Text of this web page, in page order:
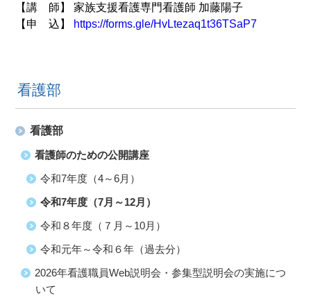
【講 師】 家族支援看護専門看護師 加藤陽子
【申 込】 https://forms.gle/HvLtezaq1t36TSaP7
看護部
看護部
看護師のための公開講座
令和7年度（4～6月）
令和7年度（7月～12月）
令和８年度（７月～10月）
令和元年～令和６年（過去分）
2026年看護職員Web説明会・参集型説明会の実施につ
いて